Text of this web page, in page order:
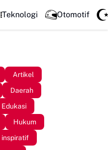
Pleno, Evaluasi Kinerja
Teknologi Otomotif
Artikel
Daerah
Edukasi
Hukum
inspiratif